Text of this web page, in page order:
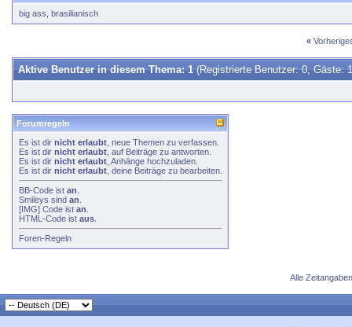
big ass brasilianisch
«
Aktive Benutzer in diesem Thema: 1(Registrierte Benutzer: 0, Gäste:
Forumregeln
Es ist dir nicht erlaubt , neue Themen zu verfassen.
Es ist dir nicht erlaubt , auf Beiträge zu antworten.
Es ist dir nicht erlaubt , Anhänge hochzuladen.
Es ist dir nicht erlaubt , deine Beiträge zu bearbeiten.
BB-Code ist an
Smileys sind an
[IMG] Code ist an
HTML-Code ist aus
Foren-Regeln
Alle